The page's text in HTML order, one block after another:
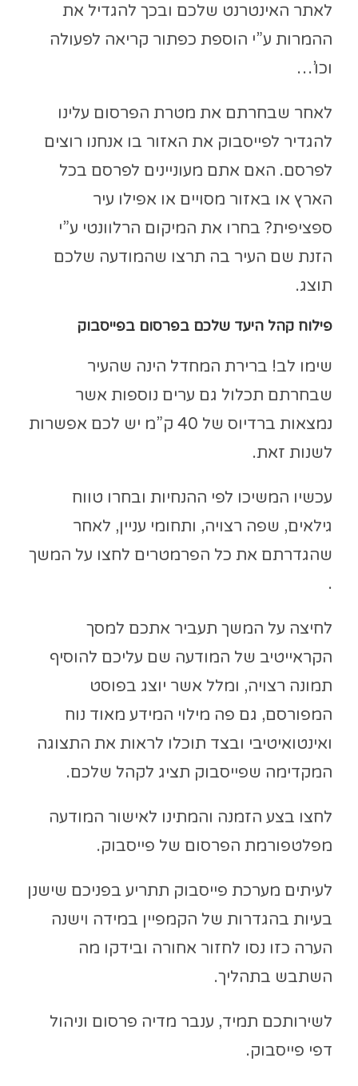
לאתר האינטרנט שלכם ובכך להגדיל את
ההמרות ע”י הוספת כפתור קריאה לפעולה
וכו’…
לאחר שבחרתם את מטרת הפרסום עלינו
להגדיר לפייסבוק את האזור בו אנחנו רוצים
לפרסם. האם אתם מעוניינים לפרסם בכל
הארץ או באזור מסויים או אפילו עיר
ספציפית? בחרו את המיקום הרלוונטי ע”י
הזנת שם העיר בה תרצו שהמודעה שלכם
תוצג.
פילוח קהל היעד שלכם בפרסום בפייסבוק
שימו לב! ברירת המחדל הינה שהעיר
שבחרתם תכלול גם ערים נוספות אשר
נמצאות ברדיוס של 40 ק”מ יש לכם אפשרות
לשנות זאת.
עכשיו המשיכו לפי ההנחיות ובחרו טווח
גילאים, שפה רצויה, ותחומי עניין, לאחר
שהגדרתם את כל הפרמטרים לחצו על המשך
.
לחיצה על המשך תעביר אתכם למסך
הקראייטיב של המודעה שם עליכם להוסיף
תמונה רצויה, ומלל אשר יוצג בפוסט
המפורסם, גם פה מילוי המידע מאוד נוח
ואינטואיטיבי ובצד תוכלו לראות את התצוגה
המקדימה שפייסבוק תציג לקהל שלכם.
לחצו בצע הזמנה והמתינו לאישור המודעה
מפלטפורמת הפרסום של פייסבוק.
לעיתים מערכת פייסבוק תתריע בפניכם שישנן
בעיות בהגדרות של הקמפיין במידה וישנה
הערה כזו נסו לחזור אחורה ובידקו מה
השתבש בתהליך.
לשירותכם תמיד, ענבר מדיה פרסום וניהול
דפי פייסבוק.